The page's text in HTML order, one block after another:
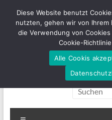
Zum
Inhalt
springen
Sanitätshaus
Knur
Tel.
Diese Website benutzt
nutzten, gehen wir von Ihrem
die Verwendung von
Cookie-
Alle Cookis